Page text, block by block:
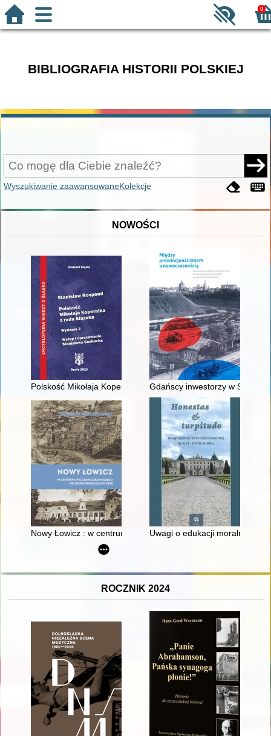
0
BIBLIOGRAFIA HISTORII POLSKIEJ
Wyszukiwanie zaawansowaneKolekcje
NOWOŚCI
Polskość Mikołaja Kopernika z rodu Ślązaka
Gdańscy inwestorzy w
Nowy Łowicz : w centrum poligonu drawskiego od
Uwagi o edukacji moralnej
ROCZNIK 2024